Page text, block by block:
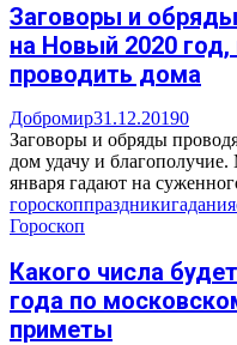
Заговоры и
на Новый 2020
проводить дома
Добромир31.12.20190
Заговоры и обряды
дом удачу и
января гадают на
гороскоппраздникигадания
Гороскоп
Какого числа
года по
приметы